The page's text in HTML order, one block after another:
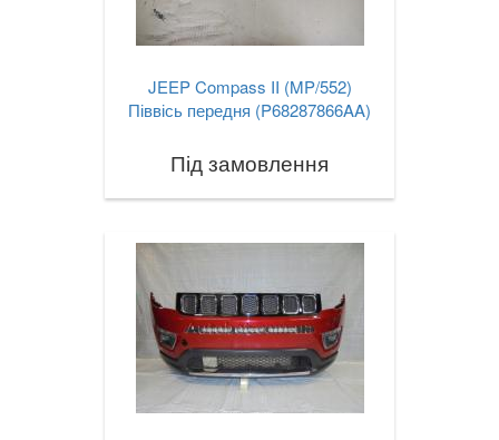
JEEP Compass II (MP/552)
Піввісь передня (P68287866AA)
Під замовлення